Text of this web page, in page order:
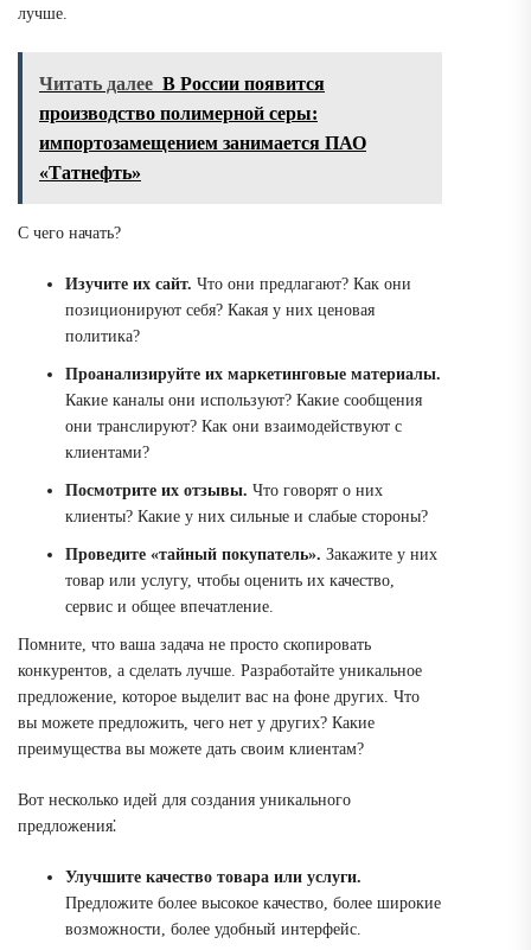
лучше.
Читать далее В России появится
производство полимерной серы:
импортозамещением занимается ПАО
«Татнефть»
С чего начать?
Изучите их сайт. Что они предлагают? Как они
позиционируют себя? Какая у них ценовая
политика?
Проанализируйте их маркетинговые материалы.
Какие каналы они используют? Какие сообщения
они транслируют? Как они взаимодействуют с
клиентами?
Посмотрите их отзывы. Что говорят о них
клиенты? Какие у них сильные и слабые стороны?
Проведите «тайный покупатель». Закажите у них
товар или услугу, чтобы оценить их качество,
сервис и общее впечатление.
Помните, что ваша задача не просто скопировать
конкурентов, а сделать лучше. Разработайте уникальное
предложение, которое выделит вас на фоне других. Что
вы можете предложить, чего нет у других? Какие
преимущества вы можете дать своим клиентам?
Вот несколько идей для создания уникального
предложения⁚
Улучшите качество товара или услуги.
Предложите более высокое качество, более широкие
возможности, более удобный интерфейс.